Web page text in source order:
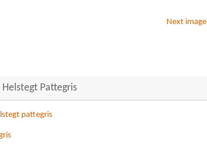
Next image
Pattegris
pattegris